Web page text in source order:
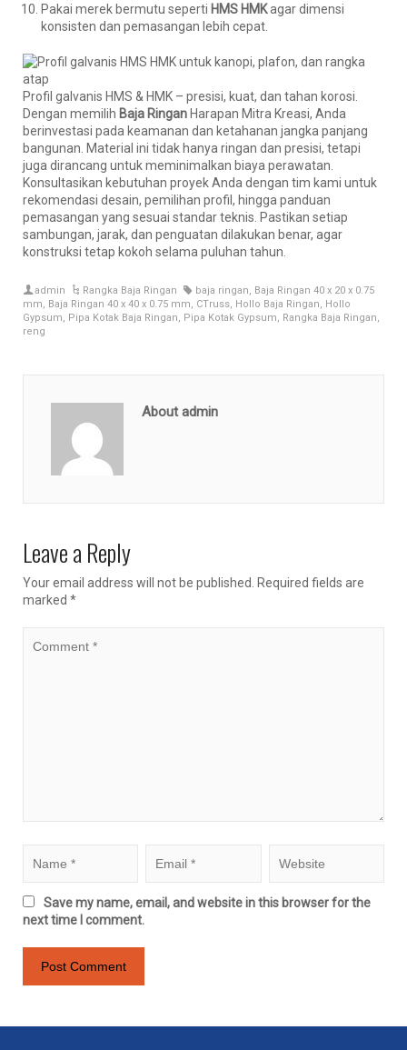
Pakai merek bermutu seperti HMS HMKagar dimensi
konsisten dan pemasangan lebih cepat.
Profil galvanis HMS & HMK – presisi, kuat, dan tahan korosi.
Dengan memilih Baja Ringan Harapan Mitra Kreasi, Anda
berinvestasi pada keamanan dan ketahanan jangka panjang
bangunan. Material ini tidak hanya ringan dan presisi, tetapi
juga dirancang untuk meminimalkan biaya perawatan.
Konsultasikan kebutuhan proyek Anda dengan tim kami untuk
rekomendasi desain, pemilihan profil, hingga panduan
pemasangan yang sesuai standar teknis. Pastikan setiap
sambungan, jarak, dan penguatan dilakukan benar, agar
konstruksi tetap kokoh selama puluhan tahun.
admin Rangka Baja Ringan baja ringan, Baja Ringan 40 x 20 x 0.75
mm, Baja Ringan 40 x 40 x 0.75 mm, CTruss, Hollo Baja Ringan, Hollo
Gypsum, Pipa Kotak Baja Ringan, Pipa Kotak Gypsum, Rangka Baja Ringan,
reng
About admin
Leave a Reply
Your email address will not be published.
Required fields are
marked *
Save my name, email, and website in this browser for the
next time I comment.